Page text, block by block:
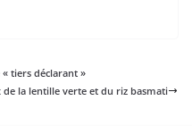
« tiers déclarant »
de la lentille verte et du riz basmati